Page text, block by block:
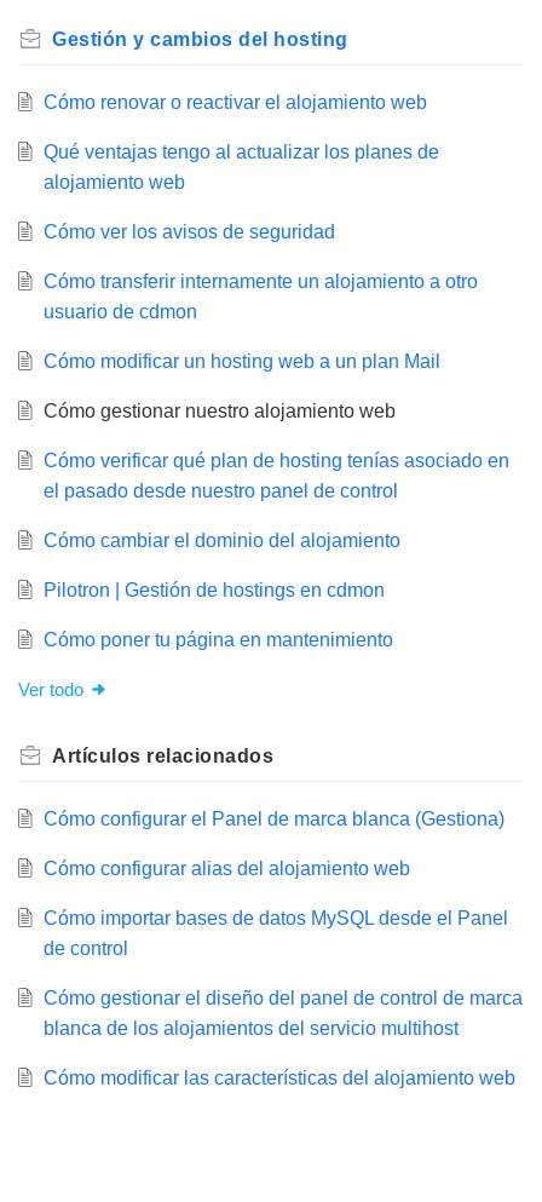
Gestión y cambios del hosting
Cómo renovar o reactivar el alojamiento web
Qué ventajas tengo al actualizar los planes de
alojamiento web
Cómo ver los avisos de seguridad
Cómo transferir internamente un alojamiento a otro
usuario de cdmon
Cómo modificar un hosting web a un plan Mail
Cómo gestionar nuestro alojamiento web
Cómo verificar qué plan de hosting tenías asociado en
el pasado desde nuestro panel de control
Cómo cambiar el dominio del alojamiento
Pilotron | Gestión de hostings en cdmon
Cómo poner tu página en mantenimiento
Ver todo
Artículos relacionados
Cómo configurar el Panel de marca blanca (Gestiona)
Cómo configurar alias del alojamiento web
Cómo importar bases de datos MySQL desde el Panel
de control
Cómo gestionar el diseño del panel de control de marca
blanca de los alojamientos del servicio multihost
Cómo modificar las características del alojamiento web